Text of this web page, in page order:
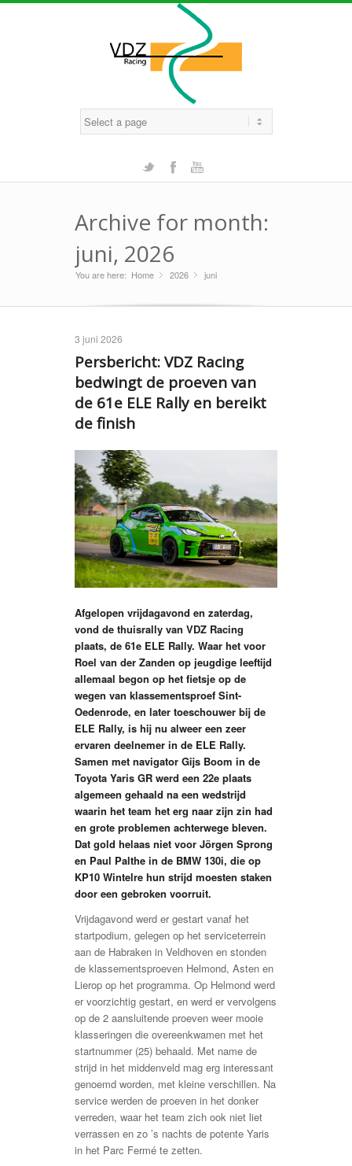
TwitterFacebook
Archive for month:
juni, 2026
You are here: Home »
2026 »
juni
3 juni 2026
Persbericht: VDZ Racing
bedwingt de proeven van
de 61e ELE Rally en bereikt
de finish
Afgelopen vrijdagavond en zaterdag,
vond de thuisrally van VDZ Racing
plaats, de 61e ELE Rally. Waar het voor
Roel van der Zanden op jeugdige leeftijd
allemaal begon op het fietsje op de
wegen van klassementsproef Sint-
Oedenrode, en later toeschouwer bij de
ELE Rally, is hij nu alweer een zeer
ervaren deelnemer in de ELE Rally.
Samen met navigator Gijs Boom in de
Toyota Yaris GR werd een 22e plaats
algemeen gehaald na een wedstrijd
waarin het team het erg naar zijn zin had
en grote problemen achterwege bleven.
Dat gold helaas niet voor Jörgen Sprong
en Paul Palthe in de BMW 130i, die op
KP10 Wintelre hun strijd moesten staken
door een gebroken voorruit.
Vrijdagavond werd er gestart vanaf het
startpodium, gelegen op het serviceterrein
aan de Habraken in Veldhoven en stonden
de klassementsproeven Helmond, Asten en
Lierop op het programma. Op Helmond werd
er voorzichtig gestart, en werd er vervolgens
op de 2 aansluitende proeven weer mooie
klasseringen die overeenkwamen met het
startnummer (25) behaald. Met name de
strijd in het middenveld mag erg interessant
genoemd worden, met kleine verschillen. Na
service werden de proeven in het donker
verreden, waar het team zich ook niet liet
verrassen en zo ’s nachts de potente Yaris
in het Parc Fermé te zetten.